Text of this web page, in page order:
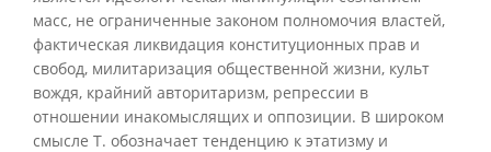
масс, не ограниченные законом полномочия властей,
фактическая ликвидация конституционных прав и
свобод, милитаризация общественной жизни, культ
вождя, крайний авторитаризм, репрессии в
отношении инакомыслящих и оппозиции. В широком
смысле Т. обозначает тенденцию к этатизму и